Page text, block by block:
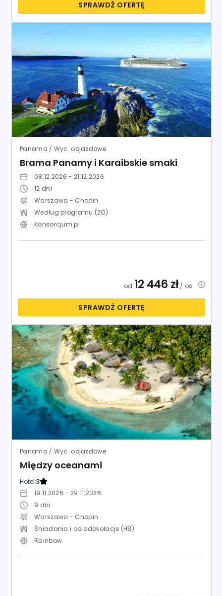
SPRAWDŹ OFERTĘ
Panama / Wyc. objazdowe
Brama Panamy i Karaibskie smaki
08.12.2026 - 21.12.2026
12 dni
Warszawa - Chopin
Według programu (ZO)
Konsorcjum.pl
od 12 446 zł/ os.
SPRAWDŹ OFERTĘ
Panama / Wyc. objazdowe
Między oceanami
Hotel:3
19.11.2026 - 29.11.2026
9 dni
Warszawa - Chopin
Śniadania i obiadokolacje (HB)
Rainbow